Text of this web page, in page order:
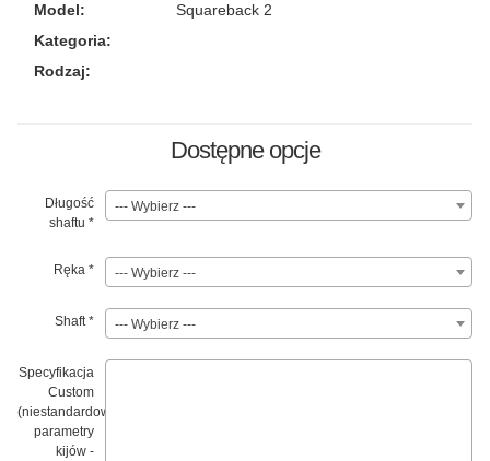
Model:
Squareback 2
Kategoria:
Rodzaj:
Dostępne opcje
Długość
shaftu *
--- Wybierz ---
Ręka * --- Wybierz ---
Shaft* --- Wybierz ---
Specyfikacja
Custom
(niestandardowe
parametry
kijów -